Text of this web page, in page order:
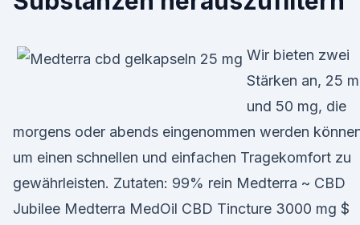
Wir bieten zwei
Stärken an, 25
und 50 mg, die
morgens oder abends eingenommen werden
um einen schnellen und einfachen Tragekomfort zu
gewährleisten. Zutaten: 99% rein Medterra ~ CBD
Jubilee Medterra MedOil CBD Tincture 3000 mg $